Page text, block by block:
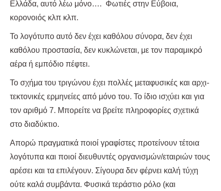
Ελλάδα, αυτό λέω μόνο…. Φωτιές στην Εύβοια,
κορονοιός κλπ κλπ.
Το λογότυπο αυτό δεν έχει καθόλου σύνορα, δεν έχει
καθόλου προστασία, δεν κυκλώνεται, με τον παραμικρό
αέρα ή εμπόδιο πέφτει.
Το σχήμα του τριγώνου έχει πολλές μεταφυσικές και αρχι-
τεκτονικές ερμηνείες από μόνο του. Το ίδιο ισχύει και για
τον αριθμό 7. Μπορείτε να βρείτε πληροφορίες σχετικά
στο διαδύκτιο.
Απορώ πραγματικά ποιοί γραφίστες προτείνουν τέτοια
λογότυπα και ποιοί διευθυντές οργανισμών/εταιριών τους
αρέσει και τα επιλέγουν. Σίγουρα δεν φέρνει καλή τύχη
ούτε καλά συμβάντα. Φυσικά τεράστιο ρόλο (και